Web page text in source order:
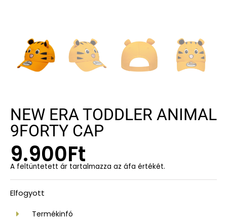
NEW ERA TODDLER ANIMAL
9FORTY CAP
9.900Ft
A feltüntetett ár tartalmazza az áfa értékét.
Elfogyott
Termékinfó